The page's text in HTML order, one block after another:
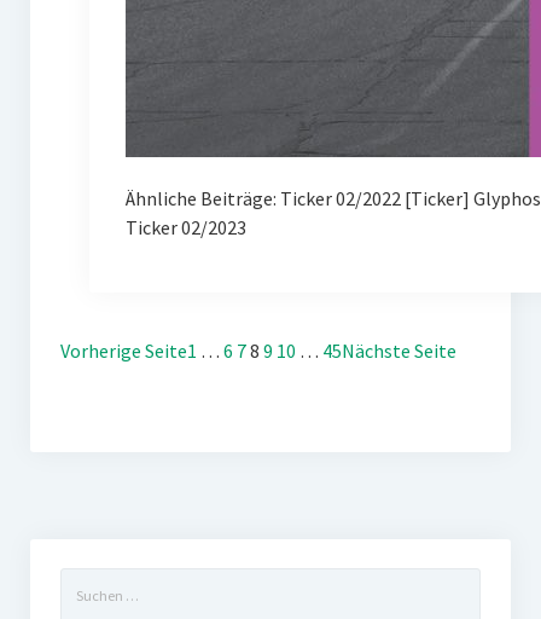
Ähnliche Beiträge: Ticker 02/2022 [Ticker]
Ticker 02/2023
Vorherige Seite1 … 6 78 9 10 … 45Nächste Seite
nach: